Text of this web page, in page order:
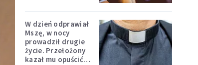
W dzień odprawiał
Mszę, w nocy
prowadził drugie
życie. Przełożony
kazał mu opuścić